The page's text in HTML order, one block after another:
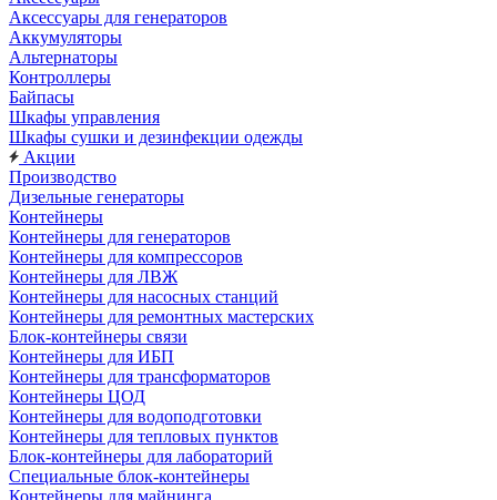
Аксессуары для генераторов
Аккумуляторы
Альтернаторы
Контроллеры
Байпасы
Шкафы управления
Шкафы сушки и дезинфекции одежды
Акции
Производство
Дизельные генераторы
Контейнеры
Контейнеры для генераторов
Контейнеры для компрессоров
Контейнеры для ЛВЖ
Контейнеры для насосных станций
Контейнеры для ремонтных мастерских
Блок-контейнеры связи
Контейнеры для ИБП
Контейнеры для трансформаторов
Контейнеры ЦОД
Контейнеры для водоподготовки
Контейнеры для тепловых пунктов
Блок-контейнеры для лабораторий
Специальные блок-контейнеры
Контейнеры для майнинга